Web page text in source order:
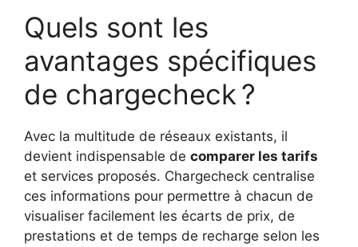
Quels sont les
avantages spécifiques
de chargecheck ?
Avec la multitude de réseaux existants, il
devient indispensable de comparer les tarifs
et services proposés. Chargecheck centralise
ces informations pour permettre à chacun de
visualiser facilement les écarts de prix, de
prestations et de temps de recharge selon les